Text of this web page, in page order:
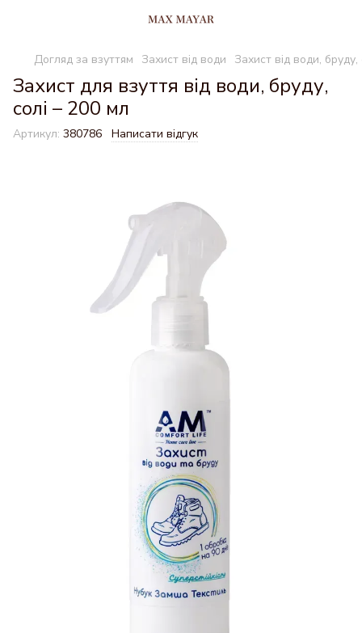
Догляд за взуттям Захист від води Захист від води,
Захист для взуття від води, бруду,
солі – 200 мл
Артикул: 380786 Написати відгук